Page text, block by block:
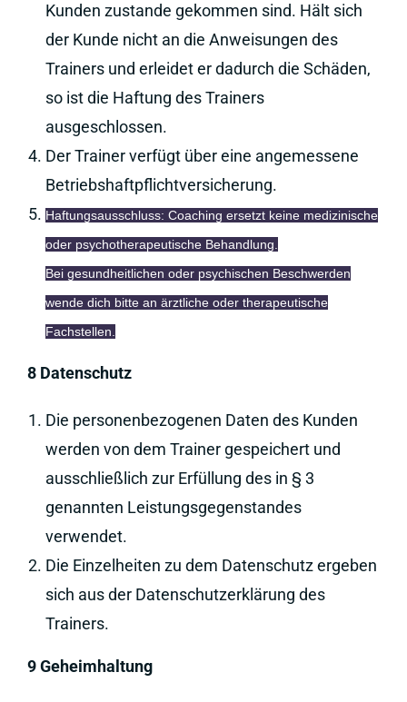
Kunden zustande gekommen sind. Hält sich
der Kunde nicht an die Anweisungen des
Trainers und erleidet er dadurch die Schäden,
so ist die Haftung des Trainers
ausgeschlossen.
Der Trainer verfügt über eine angemessene
Betriebshaftpflichtversicherung.
Haftungsausschluss: Coaching ersetzt keine medizinische
oder psychotherapeutische Behandlung.
Bei gesundheitlichen oder psychischen Beschwerden
wende dich bitte an ärztliche oder therapeutische
Fachstellen.
8 Datenschutz
Die personenbezogenen Daten des Kunden
werden von dem Trainer gespeichert und
ausschließlich zur Erfüllung des in § 3
genannten Leistungsgegenstandes
verwendet.
Die Einzelheiten zu dem Datenschutz ergeben
sich aus der Datenschutzerklärung des
Trainers.
9 Geheimhaltung